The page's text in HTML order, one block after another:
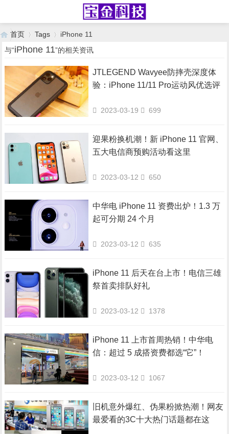
首页 Tags
›
iPhone 11
与“iPhone 11”的相关资讯
JTLEGEND Wavyee防摔壳深度体
验：iPhone 11/11 Pro运动风优选评
2023-03-19 699
迎果粉换机潮！新 iPhone 11 官网、
五大电信商预购活动看这里
2023-03-12 650
中华电 iPhone 11 资费出炉！1.3 万
起可分期 24 个月
2023-03-12 635
iPhone 11 后天在台上市！电信三雄
祭首卖排队好礼
2023-03-12 1378
iPhone 11 上市首周热销！中华电
信：超过 5 成搭资费都选“它”！
2023-03-12 1067
旧机意外爆红、伪果粉掀热潮！网友
最爱看的3C十大热门话题都在这